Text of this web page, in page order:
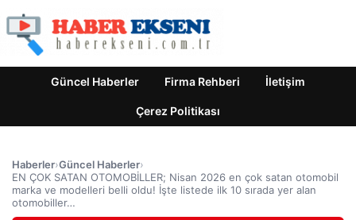
Güncel Haberler Firma Rehberi İletişim
Çerez Politikası
Haberler›Güncel Haberler›
EN ÇOK SATAN OTOMOBİLLER; Nisan 2026 en çok satan otomobil
marka ve modelleri belli oldu! İşte listede ilk 10 sırada yer alan
otomobiller…